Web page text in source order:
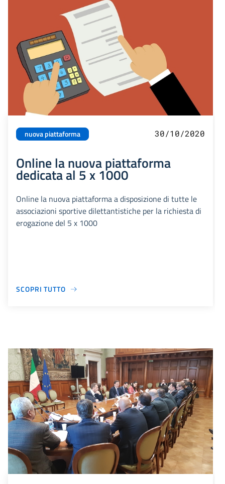
nuova piattaforma 30/10/2020
Online la nuova piattaforma
dedicata al 5 x 1000
Online la nuova piattaforma a disposizione di tutte le
associazioni sportive dilettantistiche per la richiesta di
erogazione del 5 x 1000
SCOPRI TUTTO